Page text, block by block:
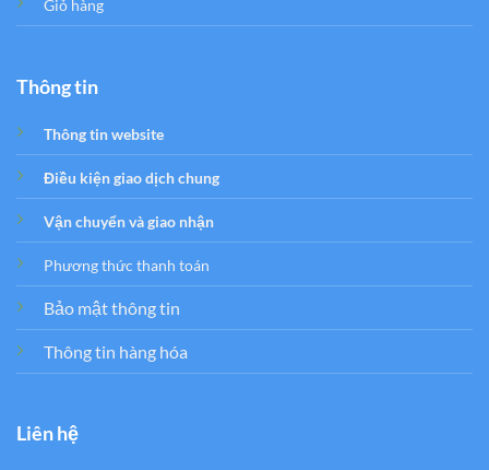
Giỏ hàng
Thông tin
Thông tin website
Điều kiện giao dịch chung
Vận chuyển và giao nhận
Phương thức thanh toán
Bảo mật thông tin
Thông tin hàng hóa
Liên hệ